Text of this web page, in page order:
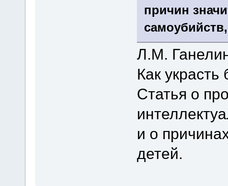
причин
Л.М.
Как
Статья о
и о
детей.